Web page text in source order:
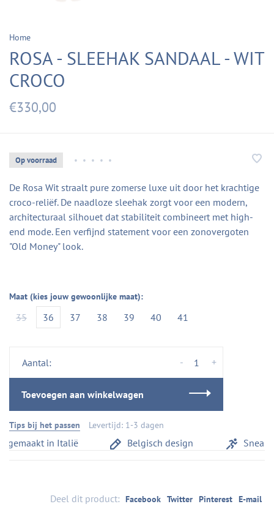
Home
ROSA - SLEEHAK SANDAAL - WIT
CROCO
€330,00
Op voorraad • • • • •
De Rosa Wit straalt pure zomerse luxe uit door het krachtige
croco-reliëf. De naadloze sleehak zorgt voor een modern,
architecturaal silhouet dat stabiliteit combineert met high-
end mode. Een verfijnd statement voor een zonovergoten
"Old Money" look.
Maat (kies jouw gewoonlijke maat):
35 36 37 38 39 40 41
Aantal: +
-
Toevoegen aan winkelwagen
Tips bij het passen Levertijd: 1-3 dagen
in Italië Belgisch design
Deel dit product: Facebook Twitter Pinterest E-mail